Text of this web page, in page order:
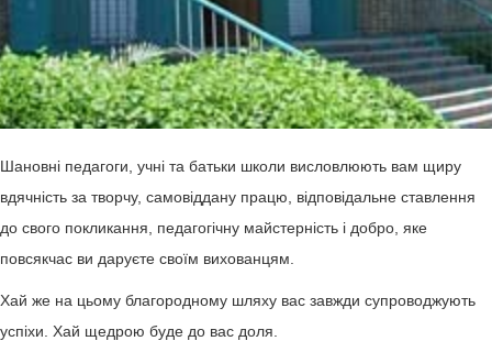
Шановні педагоги, учні та батьки школи висловлюють вам щиру
вдячність за творчу, самовіддану працю, відповідальне ставлення
до свого покликання, педагогічну майстерність і добро, яке
повсякчас ви даруєте своїм вихованцям.
Хай же на цьому благородному шляху вас завжди супроводжують
успіхи. Хай щедрою буде до вас доля.